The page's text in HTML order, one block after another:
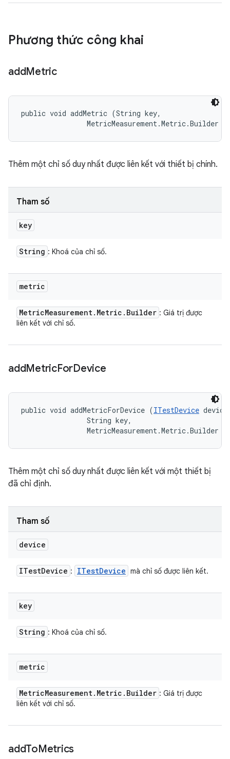
Phương thức công khai
addMetric
public void addMetric (String key,
MetricMeasurement.Metric.Builder
Thêm một chỉ số duy nhất được liên kết với thiết bị chính.
Tham số
key
String : Khoá của chỉ số.
metric
MetricMeasurement. Metric . Builder : Giá trị được
liên kết với chỉ số.
addMetricForDevice
public void addMetricForDevice (ITestDevice
                String key,
MetricMeasurement.Metric.Builder
Thêm một chỉ số duy nhất được liên kết với một thiết bị
đã chỉ định.
Tham số
device
ITestDevice : ITestDevice mà chỉ số được liên kết.
key
String : Khoá của chỉ số.
metric
MetricMeasurement. Metric . Builder : Giá trị được
liên kết với chỉ số.
addToMetrics